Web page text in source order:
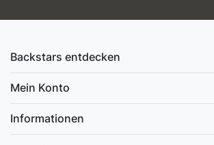
Backstars entdecken
Mein Konto
Informationen